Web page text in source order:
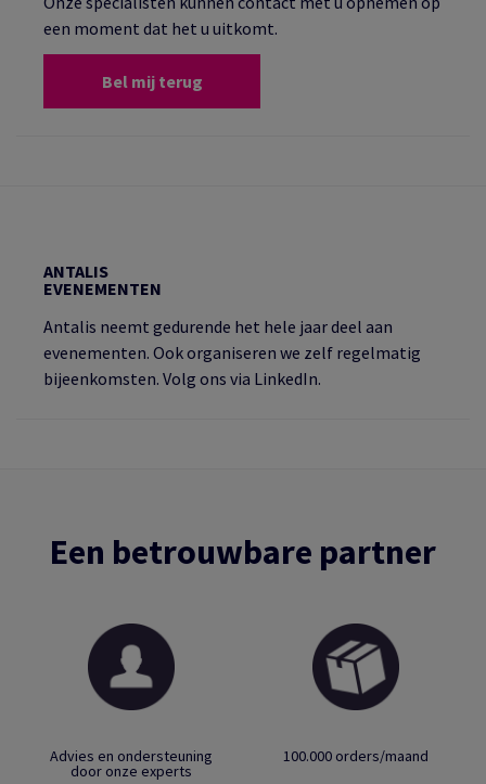
een moment dat het u uitkomt.
Bel mij terug
ANTALIS
EVENEMENTEN
Antalis neemt gedurende het hele jaar deel aan
evenementen. Ook organiseren we zelf regelmatig
bijeenkomsten. Volg ons via LinkedIn.
Een betrouwbare partner
Advies en ondersteuning
door onze experts
100.000 orders/maand